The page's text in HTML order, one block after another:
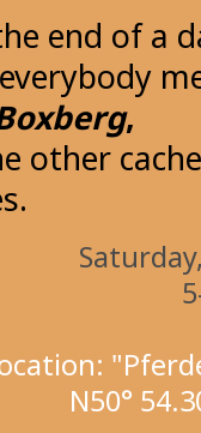
end of a
,
other
N50°